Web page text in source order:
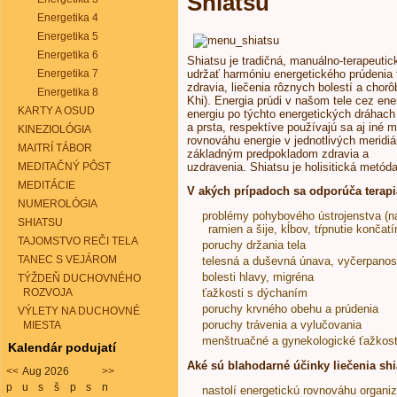
Energetika 4
Energetika 5
Energetika 6
Energetika 7
Energetika 8
KARTY A OSUD
KINEZIOLÓGIA
MAITRÍ TÁBOR
MEDITAČNÝ PÔST
MEDITÁCIE
NUMEROLÓGIA
SHIATSU
TAJOMSTVO REČI TELA
TANEC S VEJÁROM
TÝŽDEŇ DUCHOVNÉHO
ROZVOJA
VÝLETY NA DUCHOVNÉ
MIESTA
Kalendár podujatí
<< Aug 2026
>>
p
u s š p s n
Shiatsu je tradičná, manuálno-
udržať harmóniu energetického
zdravia, liečenia rôznych bolestí a
Khi). Energia prúdi v našom tele cez
energiu po týchto energetických
a prsta, respektíve používajú sa aj iné
rovnováhu energie v jednotlivých
základným predpokladom zdravia a
uzdravenia. Shiatsu je holisitická
V akých prípadoch sa odporúča
problémy pohybového ústrojenstva
ramien a šije, kĺbov, tŕpnutie
poruchy držania tela
telesná a duševná únava,
bolesti hlavy, migréna
ťažkosti s dýchaním
poruchy krvného obehu a prúdenia
poruchy trávenia a vylučovania
menštruačné a gynekologické
Aké sú blahodarné účinky liečenia
nastolí energetickú rovnováhu